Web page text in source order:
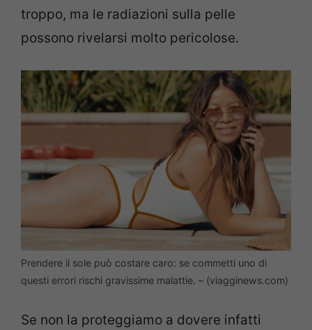
troppo, ma le radiazioni sulla pelle
possono rivelarsi molto pericolose.
Prendere il sole può costare caro: se commetti uno di
questi errori rischi gravissime malattie. – (viagginews.com)
Se non la proteggiamo a dovere infatti